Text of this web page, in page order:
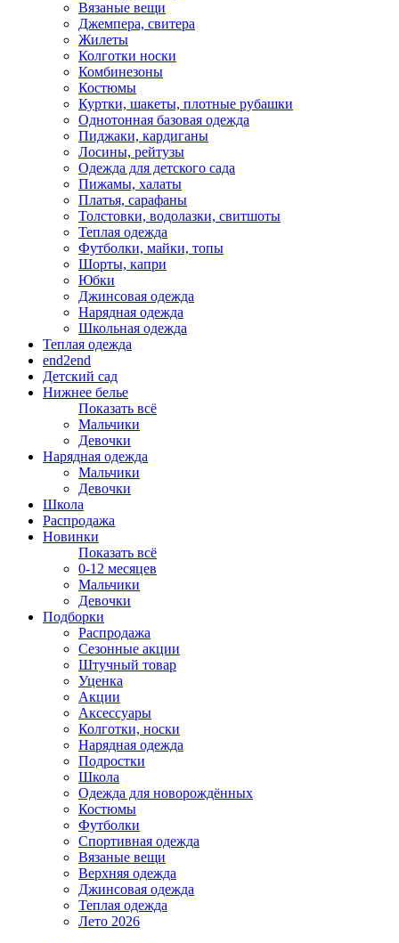
Вязаные вещи
Джемпера, свитера
Жилеты
Колготки носки
Комбинезоны
Костюмы
Куртки, шакеты, плотные рубашки
Однотонная базовая одежда
Пиджаки, кардиганы
Лосины, рейтузы
Одежда для детского сада
Пижамы, халаты
Платья, сарафаны
Толстовки, водолазки, свитшоты
Теплая одежда
Футболки, майки, топы
Шорты, капри
Юбки
Джинсовая одежда
Нарядная одежда
Школьная одежда
Теплая одежда
end2end
Детский сад
Нижнее белье
Показать всё
Мальчики
Девочки
Нарядная одежда
Мальчики
Девочки
Школа
Распродажа
Новинки
Показать всё
0-12 месяцев
Мальчики
Девочки
Подборки
Распродажа
Сезонные акции
Штучный товар
Уценка
Акции
Аксессуары
Колготки, носки
Нарядная одежда
Подростки
Школа
Одежда для новорождённых
Костюмы
Футболки
Спортивная одежда
Вязаные вещи
Верхняя одежда
Джинсовая одежда
Теплая одежда
Лето 2026